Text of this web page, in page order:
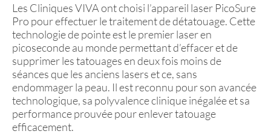
Les Cliniques VIVA ont choisi l’appareil laser PicoSure
Pro pour effectuer le traitement de détatouage. Cette
technologie de pointe est le premier laser en
picoseconde au monde permettant d’effacer et de
supprimer les tatouages en deux fois moins de
séances que les anciens lasers et ce, sans
endommager la peau. Il est reconnu pour son avancée
technologique, sa polyvalence clinique inégalée et sa
performance prouvée pour enlever tatouage
efficacement.